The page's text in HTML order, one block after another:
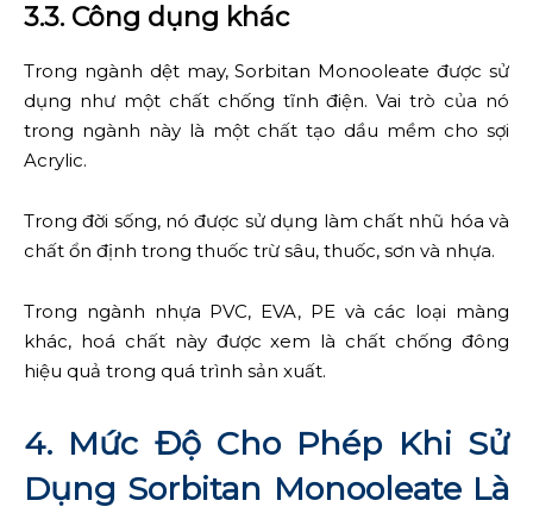
3.3. Công dụng khác
Trong ngành dệt may, Sorbitan Monooleate được sử
dụng như một chất chống tĩnh điện. Vai trò của nó
trong ngành này là một chất tạo dầu mềm cho sợi
Acrylic.
Trong đời sống, nó được sử dụng làm chất nhũ hóa và
chất ổn định trong thuốc trừ sâu, thuốc, sơn và nhựa.
Trong ngành nhựa PVC, EVA, PE và các loại màng
khác, hoá chất này được xem là chất chống đông
hiệu quả trong quá trình sản xuất.
4. Mức Độ Cho Phép Khi Sử
Dụng Sorbitan Monooleate Là